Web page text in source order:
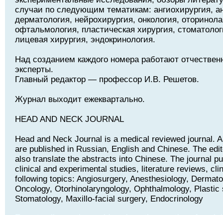
случаи по следующим тематикам: ангиохирургия,
дерматология, нейрохирургия, онкология,
офтальмология, пластическая хирургия,
лицевая хирургия, эндокринология.
Над созданием каждого номера работают
эксперты.
Главный редактор — профессор И.В. Решетов.
Журнал выходит ежеквартально.
HEAD AND NECK JOURNAL
Head and Neck Journal is a medical reviewed journal.
are published in Russian, English and Chinese. The
also translate the abstracts into Chinese. The journal
clinical and experimental studies, literature reviews,
following topics: Angiosurgery, Anesthesiology,
Oncology, Otorhinolaryngology, Ophthalmology, Plastic
Stomatology, Maxillo-facial surgery, Endocrinology